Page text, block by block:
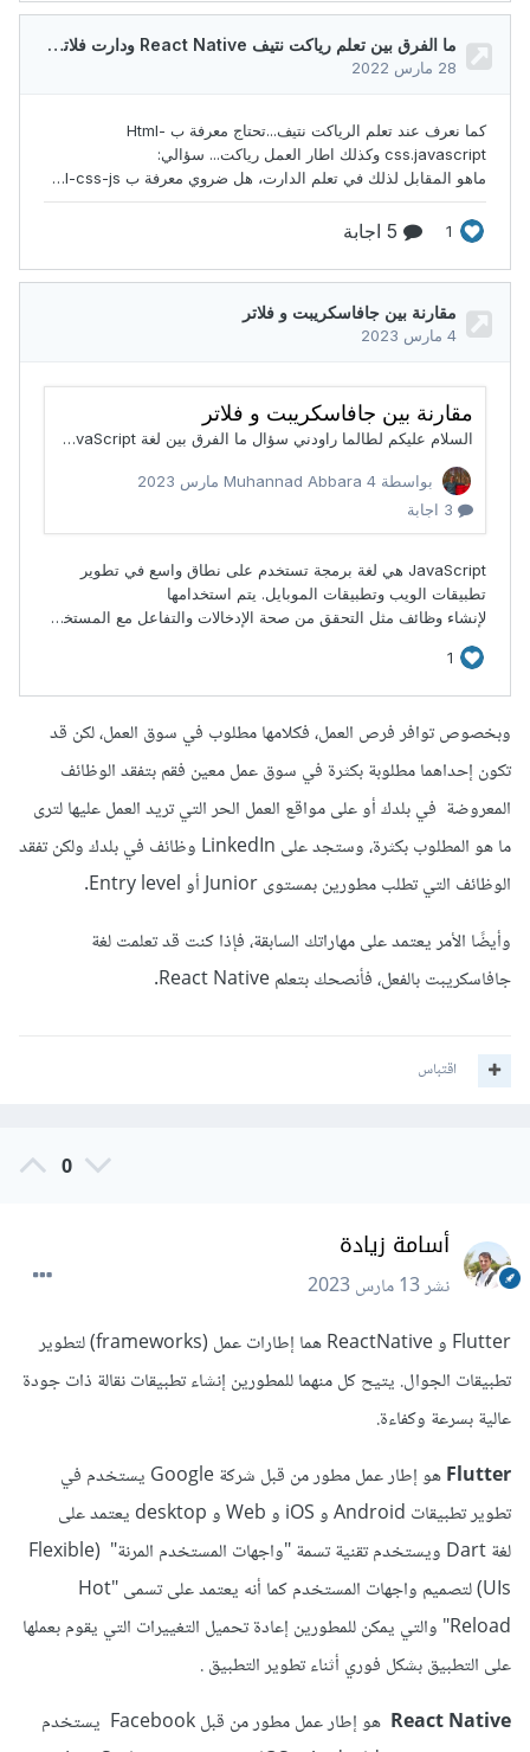
وبخصوص توافر فرص العمل، فكلامها مطلوب في سوق العمل، لكن قد
تكون إحداهما مطلوبة بكثرة في سوق عمل معين فقم بتفقد الوظائف
المعروضة في بلدك أو على مواقع العمل الحر التي تريد العمل عليها لترى
ما هو المطلوب بكثرة، وستجد على LinkedIn وظائف في بلدك ولكن تفقد
الوظائف التي تطلب مطورين بمستوى Junior أو Entry level.
وأيضًا الأمر يعتمد على مهاراتك السابقة، فإذا كنت قد تعلمت لغة
جافاسكريبت بالفعل، فأنصحك بتعلم React Native.
اقتباس
0
أسامة زيادة
نشر13 مارس 2023
Flutter و ReactNative هما إطارات عمل (frameworks) لتطوير
تطبيقات الجوال. يتيح كل منهما للمطورين إنشاء تطبيقات نقالة ذات جودة
عالية بسرعة وكفاءة.
Flutter
هو إطار عمل مطور من قبل شركة Google يستخدم في
تطوير تطبيقات Android و iOS و Web و desktop يعتمد على
لغة Dart ويستخدم تقنية تسمة "واجهات المستخدم المرنة" (Flexible
UIs) لتصميم واجهات المستخدم كما أنه يعتمد على تسمى "Hot
Reload" والتي يمكن للمطورين إعادة تحميل التغييرات التي يقوم بعملها
على التطبيق بشكل فوري أثناء تطوير التطبيق .
React Native
هو إطار عمل مطور من قبل Facebook يستخدم